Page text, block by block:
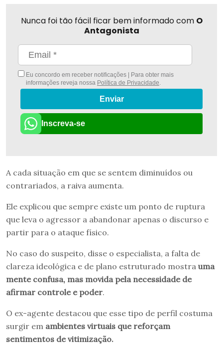
Nunca foi tão fácil ficar bem informado com O
Antagonista
Eu concordo em receber notificações | Para obter mais
informações reveja nossa Política de Privacidade.
Enviar
Inscreva-se
A cada situação em que se sentem diminuídos ou
contrariados, a raiva aumenta.
Ele explicou que sempre existe um ponto de ruptura
que leva o agressor a abandonar apenas o discurso e
partir para o ataque físico.
No caso do suspeito, disse o especialista, a falta de
clareza ideológica e de plano estruturado mostra uma
mente confusa, mas movida pela necessidade de
afirmar controle e poder.
O ex-agente destacou que esse tipo de perfil costuma
surgir em ambientes virtuais que reforçam
sentimentos de vitimização.